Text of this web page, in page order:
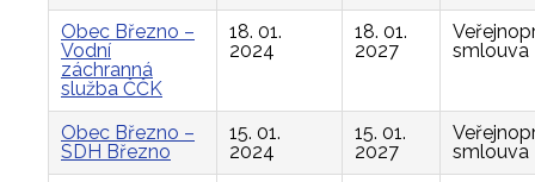
Obec Březno –
Vodní
záchranná
služba ČČK
18. 01.
2024
18. 01.
2027
smlouva
Obec Březno –
SDH Březno
15. 01.
2024
15. 01.
2027
smlouva